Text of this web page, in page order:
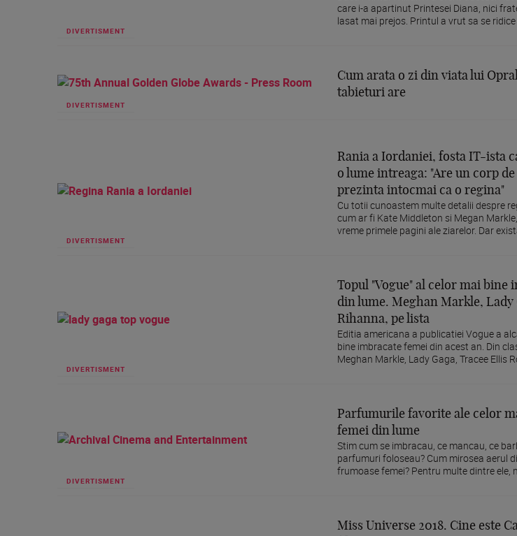
DIVERTISMENT
care i-a apartinut Printesei Diana, nici
lasat mai prejos. Printul a vrut sa se ridice
DIVERTISMENT
Cum arata o zi din viata lui
tabieturi are
DIVERTISMENT
Rania a Iordaniei, fosta IT-ista
o lume intreaga: "Are un corp
prezinta intocmai ca o regina"
Cu totii cunoastem multe detalii despre
cum ar fi Kate Middleton si Megan
vreme primele pagini ale ziarelor. Dar
DIVERTISMENT
Topul "Vogue" al celor mai bine
din lume. Meghan Markle, Lady
Rihanna, pe lista
Editia americana a publicatiei Vogue a
bine imbracate femei din acest an. Din
Meghan Markle, Lady Gaga, Tracee Ellis
DIVERTISMENT
Parfumurile favorite ale celor
femei din lume
Stim cum se imbracau, ce mancau, ce
parfumuri foloseau? Cum mirosea aerul
frumoase femei? Pentru multe dintre ele,
Miss Universe 2018. Cine este